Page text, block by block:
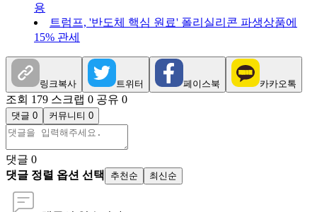
용
트럼프, '반도체 핵심 원료' 폴리실리콘 파생상품에
15% 관세
링크복사 트위터 페이스북 카카오톡
조회 179 스크랩 0 공유 0
댓글 0 커뮤니티 0
댓글 0
댓글 정렬 옵션 선택
추천순 최신순